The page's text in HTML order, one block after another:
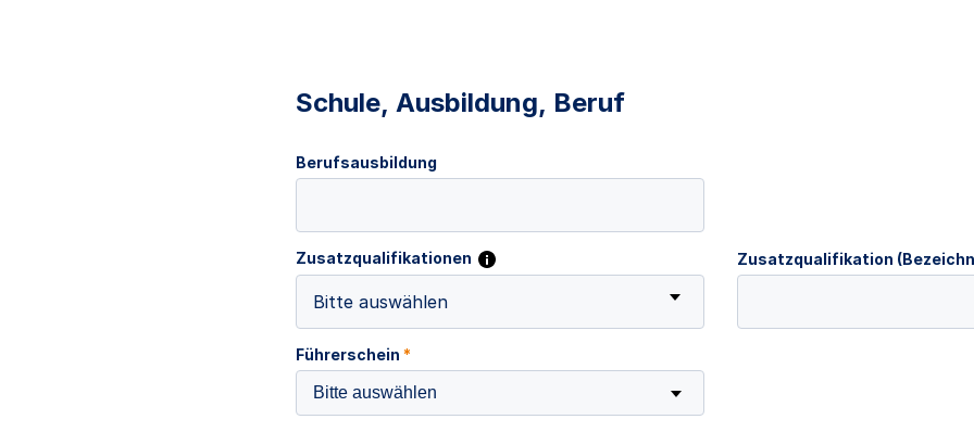
Schule, Ausbildung, Beruf
Berufsausbildung
Zusatzqualifikationen
Bitte auswählen
Zusatzqualifikation
Führerschein *
Bitte auswählen